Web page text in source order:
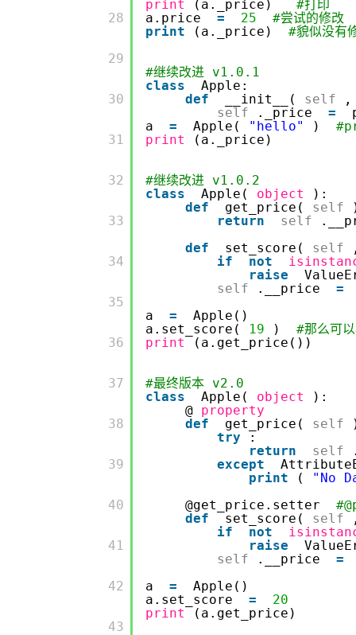
         28
         29
         30
         31
         32
         33
         34
         35
         36
         37
         38
         39
         40
         41
         42
         43
print
(a._price)
#打印
a.price
= 25
#尝试的修改
print
(a._price) #貌似没有
#继续改进 v1.0.1
class
Apple:
def
__init__( self
,
self
._price =
a
= Apple( "hello" )
print
(a._price)
#继续改进 v1.0.2
class
Apple( object
):
def
get_price( self
return
self
def
set_score( self
if
not
raise
self
.__price
=
a
=
Apple()
a.set_score(
19 )
#那么可
print
(a.get_price())
#最终版本 v2.0
class
Apple( object
):
@ property
def
get_price( self
try
:
return
self
except
print
(
"No
@get_price.setter
def
set_score( self
if
not
raise
self
.__price
=
a
=
Apple()
a.set_score
=
20
print
(a.get_price)